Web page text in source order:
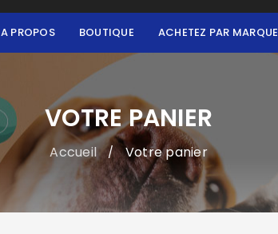
A PROPOS BOUTIQUE ACHETEZ PAR MARQUE
VOTRE PANIER
Accueil / Votre panier